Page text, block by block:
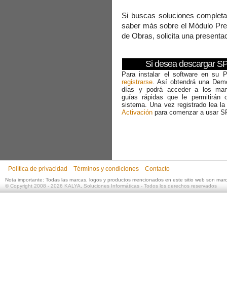
Si buscas soluciones
saber más sobre el Módulo
de Obras, solicita una
Si desea descargar
Para instalar el software en su
registrarse. Así obtendrá una
días y podrá acceder a los
guías rápidas que le permitirán
sistema. Una vez registrado lea
Activación para comenzar a usar
Política de privacidad Términos y condiciones Contacto
Nota importante: Todas las marcas, logos y productos mencionados en este sitio web son
©Copyright 2008 - 2026 KALYA, Soluciones Informáticas- Todos los derechos reservados